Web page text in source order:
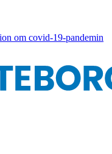
om covid-19-pandemin